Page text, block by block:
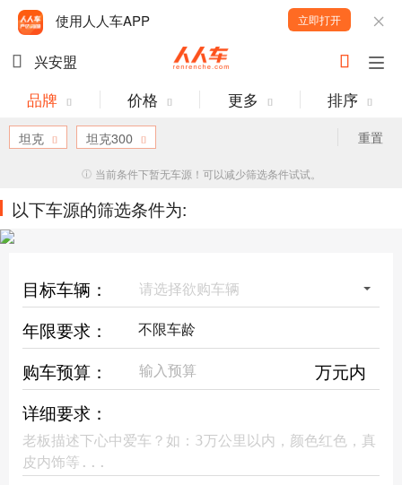
使用人人车APP 立即打开
兴安盟
品牌 价格 更多 排序
重置
坦克 坦克300
当前条件下暂无车源！可以减少筛选条件试试。
以下车源的筛选条件为:
目标车辆： 请选择欲购车辆
年限要求：
购车预算：
万元内
详细要求：